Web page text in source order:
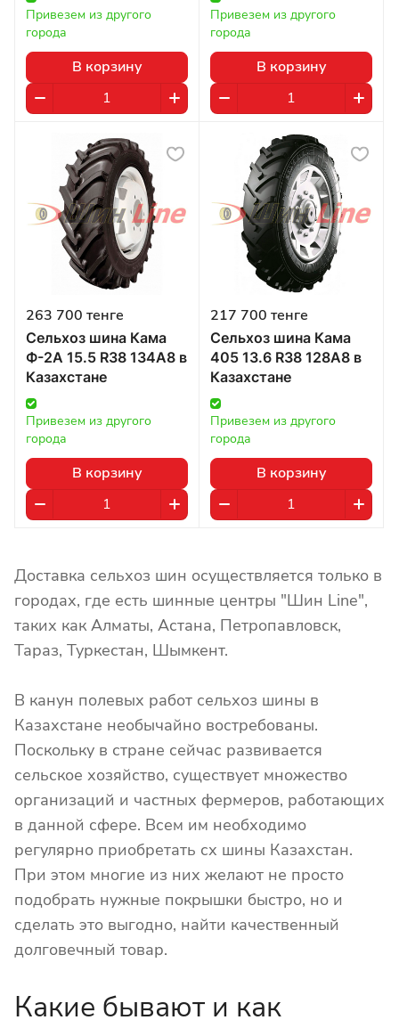
Привезем из другого
города
В корзину
Привезем из другого
города
В корзину
263 700 тенге
Сельхоз шина Кама
Ф-2А 15.5 R38 134А8 в
Казахстане
Привезем из другого
города
В корзину
217 700 тенге
Сельхоз шина Кама
405 13.6 R38 128А8 в
Казахстане
Привезем из другого
города
В корзину
Доставка сельхоз шин осуществляется только в
городах, где есть шинные центры "Шин Line",
таких как Алматы, Астана, Петропавловск,
Тараз, Туркестан, Шымкент.
В канун полевых работ сельхоз шины в
Казахстане необычайно востребованы.
Поскольку в стране сейчас развивается
сельское хозяйство, существует множество
организаций и частных фермеров, работающих
в данной сфере. Всем им необходимо
регулярно приобретать сх шины Казахстан.
При этом многие из них желают не просто
подобрать нужные покрышки быстро, но и
сделать это выгодно, найти качественный
долговечный товар.
Какие бывают и как